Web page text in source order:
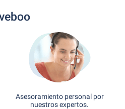
Asesoramiento personal por
nuestros expertos.